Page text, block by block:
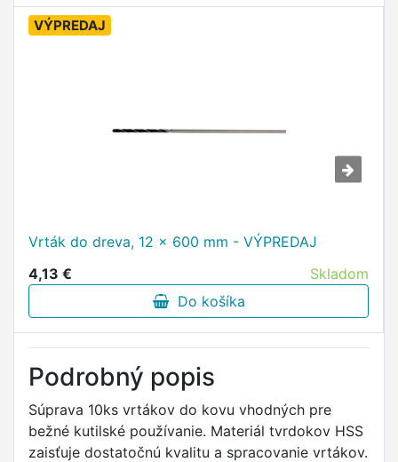
VÝPREDAJ
Vrták do dreva, 12 x 600 mm - VÝPREDAJ
4,13 €
Skladom
Do košíka
Podrobný popis
Súprava 10ks vrtákov do kovu vhodných pre
bežné kutilské používanie. Materiál tvrdokov HSS
zaisťuje dostatočnú kvalitu a spracovanie vrtákov.